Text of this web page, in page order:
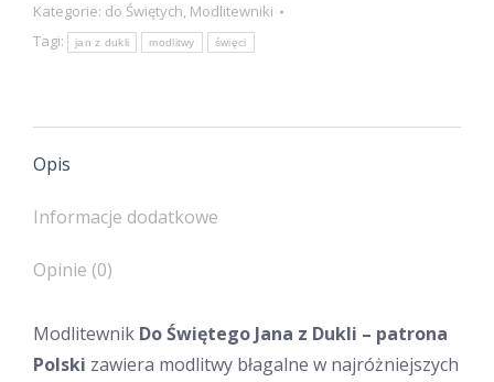
Jana
z
Polski
Kategorie: do Świętych, Modlitewniki
Tagi:
jan z dukli modlitwy święci
Opis
Informacje dodatkowe
Opinie (0)
Modlitewnik Do Świętego Jana z Dukli – patrona
Polski zawiera modlitwy błagalne w najróżniejszych